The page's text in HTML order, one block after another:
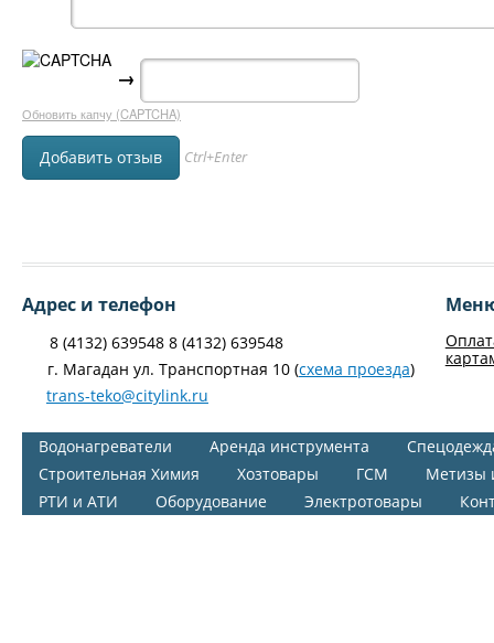
→
Обновить капчу (CAPTCHA)
Ctrl+Enter
Адрес и телефон
8 (4132) 639548 8 (4132) 639548
г. Магадан ул. Транспортная 10 (схема проезда)
trans-teko@citylink.ru
Водонагреватели Аренда инструмента
Строительная Химия
Хозтовары ГСМ
Метизы
РТИ и АТИ
Оборудование Электротовары